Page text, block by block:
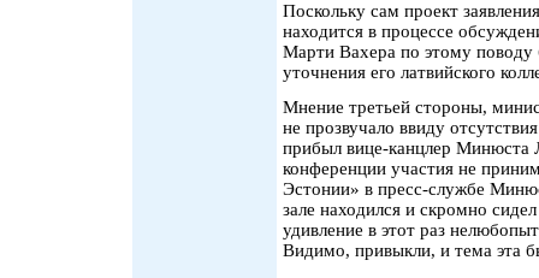
Поскольку сам проект
находится в процессе
Марти Вахера по этому поводу
уточнения его латвийского
Мнение третьей стороны,
не прозвучало ввиду
прибыл вице-канцлер Минюста
конференции участия не
Эстонии» в пресс-службе
зале находился и скромно
удивление в этот раз
Видимо, привыкли, и тема эта